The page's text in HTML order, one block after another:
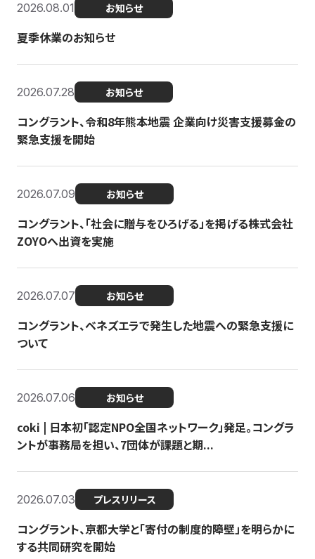
2026.08.01 お知らせ
夏季休業のお知らせ
2026.07.28 お知らせ
コングラント、令和8年熊本地震 企業向け災害支援募金の
緊急支援を開始
2026.07.09 お知らせ
コングラント、「社会に贈与をひろげる」を掲げる株式会社
ZOYOへ出資を実施
2026.07.07 お知らせ
コングラント、ベネズエラで発生した地震への緊急支援に
ついて
2026.07.06 お知らせ
coki | 日本初「認定NPO全国ネットワーク」発足。コングラ
ントが事務局を担い、7団体が課題と期...
2026.07.03 プレスリリース
コングラント、京都大学と「寄付の制度的障壁」を明らかに
する共同研究を開始